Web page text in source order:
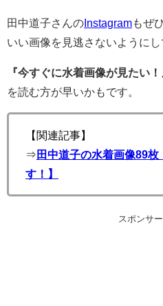
田中道子さんの Instagramもぜ
いい画像を見逃さないようにし
『今すぐに水着画像が見たい！
を読む方が早いかもです。
【関連記事】
⇒ 田中道子の水着画像89
す！】
スポンサ